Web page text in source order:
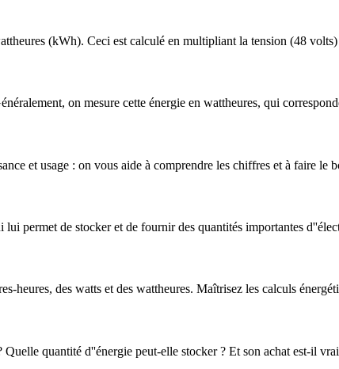
(kWh). Ceci est calculé en multipliant la tension (48 volts)
on mesure cette énergie en wattheures, qui
et usage : on vous aide à comprendre les chiffres et à faire le
permet de stocker et de fournir des quantités importantes
heures, des watts et des wattheures. Maîtrisez les calculs
quantité d''énergie peut-elle stocker ? Et son achat est-il